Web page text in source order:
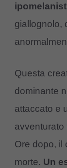
giallognolo,
Questa
dominante
attaccato e
avventurato
Ore dopo, il
morte. Un